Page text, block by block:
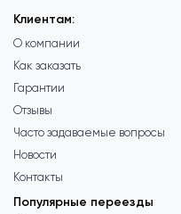
Клиентам:
О компании
Как заказать
Гарантии
Отзывы
Часто задаваемые вопросы
Новости
Контакты
Популярные переезды